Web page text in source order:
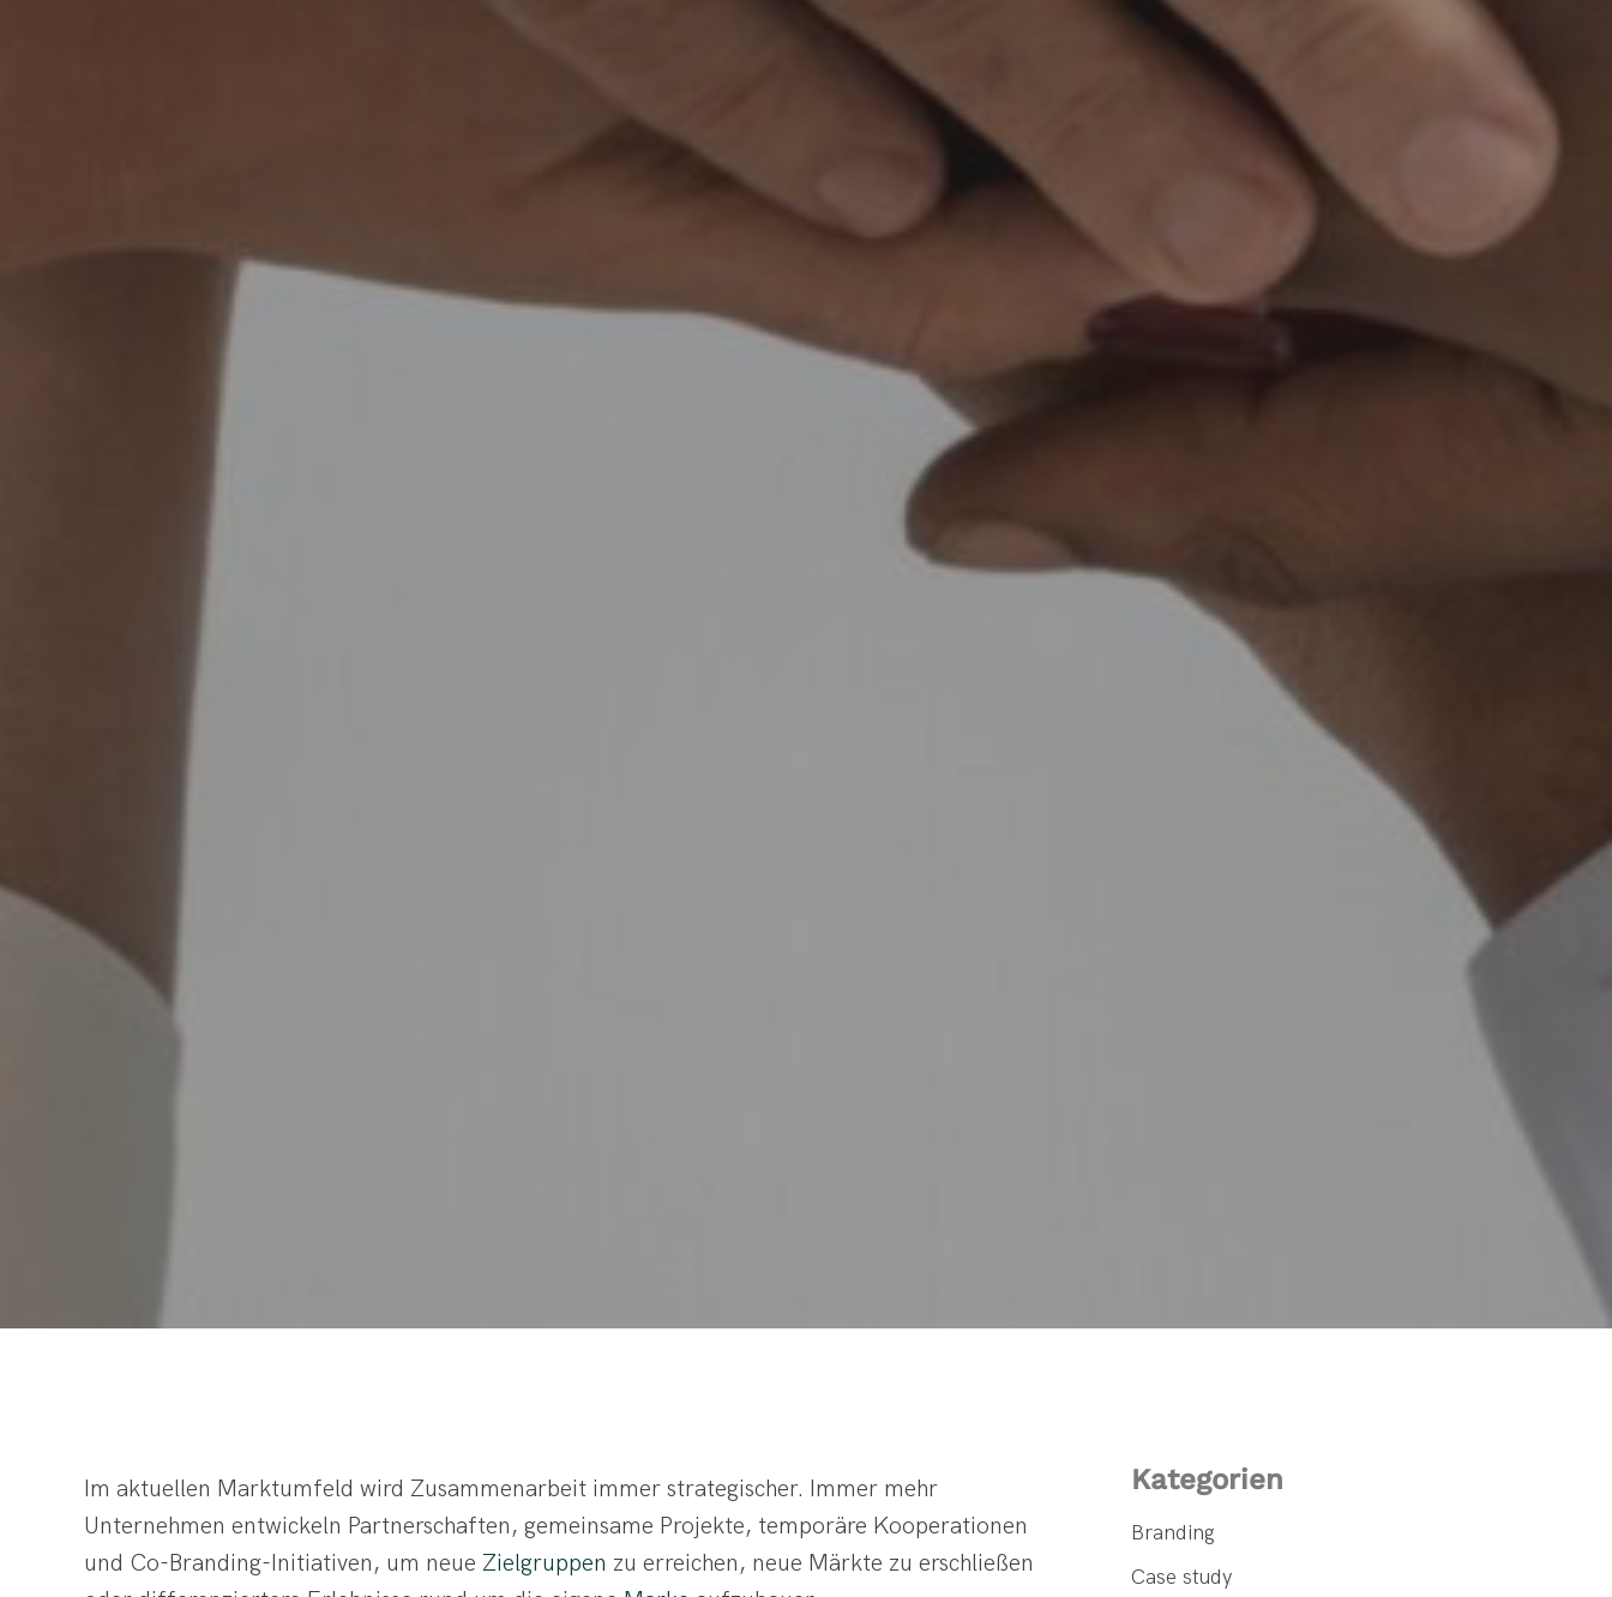
Im aktuellen Marktumfeld wird Zusammenarbeit immer strategischer. Immer mehr
Unternehmen entwickeln Partnerschaften, gemeinsame Projekte, temporäre Kooperationen
und Co-Branding-Initiativen, um neue Zielgruppen zu erreichen, neue Märkte zu erschließen
Kategorien
Branding
Case study